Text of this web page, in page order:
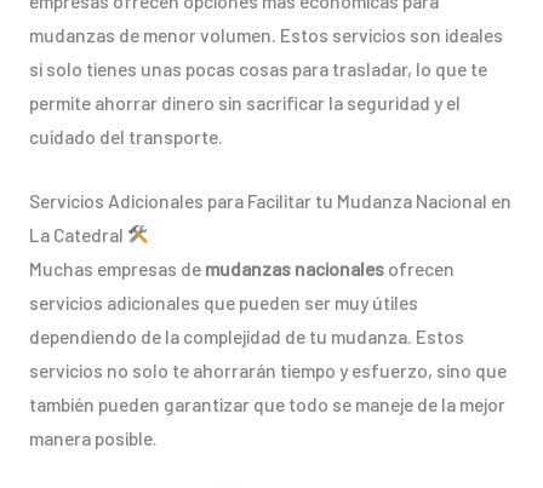
mudanzas de menor volumen. Estos servicios son ideales
si solo tienes unas pocas cosas para trasladar, lo que te
permite ahorrar dinero sin sacrificar la seguridad y el
cuidado del transporte.
Servicios Adicionales para Facilitar tu Mudanza Nacional en
La Catedral
Muchas empresas de mudanzas nacionalesofrecen
servicios adicionales que pueden ser muy útiles
dependiendo de la complejidad de tu mudanza. Estos
servicios no solo te ahorrarán tiempo y esfuerzo, sino que
también pueden garantizar que todo se maneje de la mejor
manera posible.